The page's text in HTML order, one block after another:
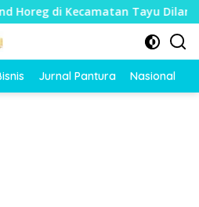
Tayu Dilarang
Jurnal Pantura Nasional